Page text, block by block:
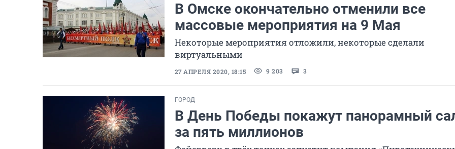
В Омске окончательно отменили все
массовые мероприятия на 9 Мая
Некоторые мероприятия отложили, некоторые сделали
виртуальными
27 АПРЕЛЯ 2020, 18:15 9 203 3
ГОРОД
В День Победы покажут панорамный
за пять миллионов